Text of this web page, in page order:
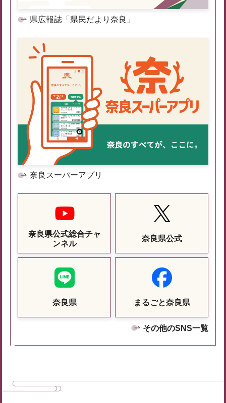
県広報誌「県民だより奈良」
奈良スーパーアプリ
奈良県公式総合チャ
ンネル
奈良県公式
奈良県 まるごと奈良県
その他のSNS一覧